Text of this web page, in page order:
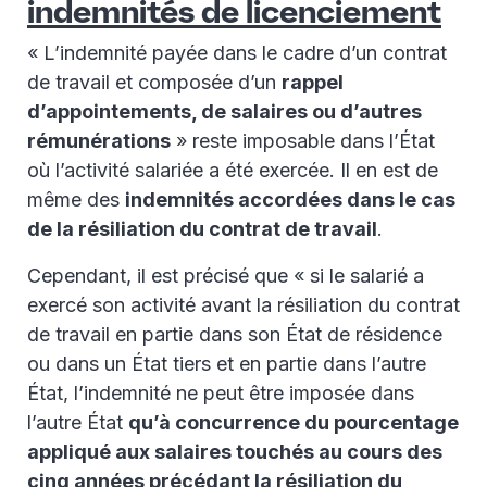
indemnités de licenciement
« L’indemnité payée dans le cadre d’un contrat
de travail et composée d’un rappel
d’appointements, de salaires ou d’autres
rémunérations » reste imposable dans l’État
où l’activité salariée a été exercée. Il en est de
même des indemnités accordées dans le cas
de la résiliation du contrat de travail.
Cependant, il est précisé que « si le salarié a
exercé son activité avant la résiliation du contrat
de travail en partie dans son État de résidence
ou dans un État tiers et en partie dans l’autre
État, l’indemnité ne peut être imposée dans
l’autre État qu’à concurrence du pourcentage
appliqué aux salaires touchés au cours des
cinq années précédant la résiliation du